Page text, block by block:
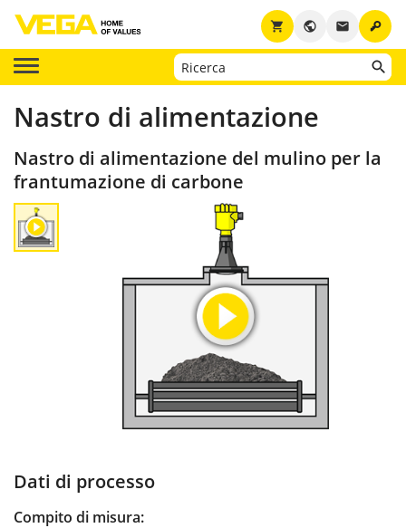
key
email
public
shopping_cart
Nastro di alimentazione
Nastro di alimentazione del mulino per la
frantumazione di carbone
Dati di processo
Compito di misura: